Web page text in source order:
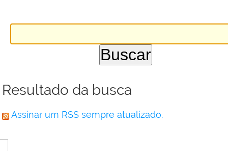
Resultado da busca
Assinar um RSS sempre atualizado.